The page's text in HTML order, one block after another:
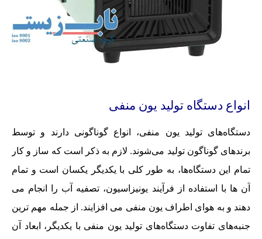
انواع دستگاه تولید یون منفی
دستگاه‌های تولید یون منفی، انواع گوناگونی دارند و توسط
برندهای گوناگون تولید می‌شوند. لازم به ذکر است که ساز و کار
تمام این دستگاه‌ها، به طور کلی با یکدیگر یکسان است و تمام
آن ها با استفاده از فرآیند یونیزاسیون، تصفیه آب را انجام می
دهند و به هوای اطراف یون منفی می افزایند. از جمله مهم ترین
جنبه‌های تفاوت دستگاه‌های تولید یون منفی با یکدیگر، ابعاد آن